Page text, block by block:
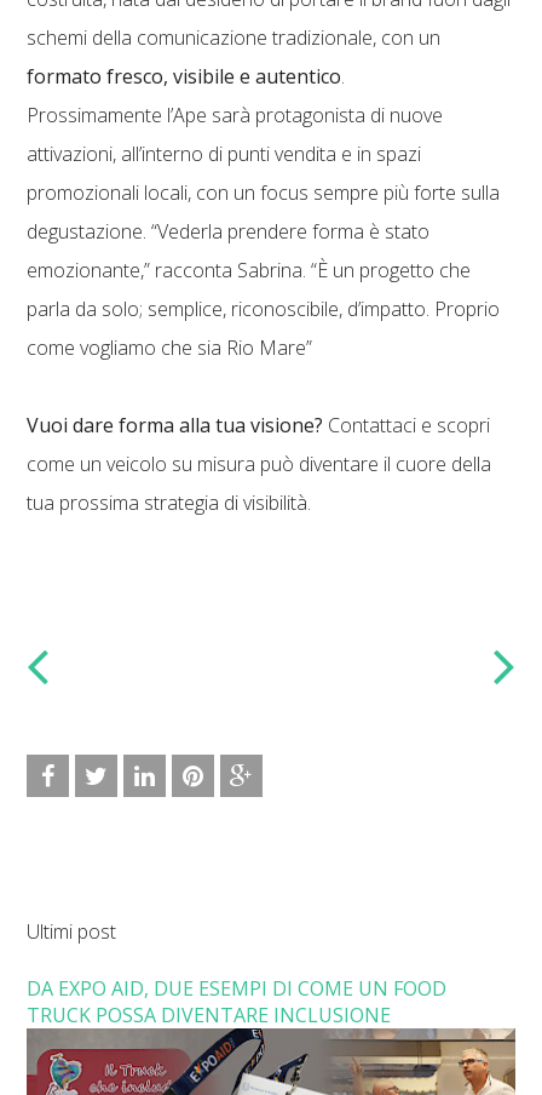
schemi della comunicazione tradizionale, con un
formato fresco, visibile e autentico.
Prossimamente l’Ape sarà protagonista di nuove
attivazioni, all’interno di punti vendita e in spazi
promozionali locali, con un focus sempre più forte sulla
degustazione. “Vederla prendere forma è stato
emozionante,” racconta Sabrina. “È un progetto che
parla da solo; semplice, riconoscibile, d’impatto. Proprio
come vogliamo che sia Rio Mare”
Vuoi dare forma alla tua visione? Contattaci e scopri
come un veicolo su misura può diventare il cuore della
tua prossima strategia di visibilità.
Ultimi post
DA EXPO AID, DUE ESEMPI DI COME UN FOOD
TRUCK POSSA DIVENTARE INCLUSIONE